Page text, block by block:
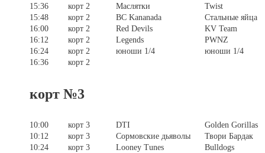
15:36
корт 2 Маслятки
Twist
15:48
корт 2 BC Kananada
Стальные яйца
16:00
корт 2 Red Devils
KV Team
16:12
корт 2 Legends
PWNZ
16:24
корт 2 юноши 1/4
юноши 1/4
16:36
корт 2
корт №3
10:00 корт 3 DTI
Golden Gorillas
10:12
корт 3 Сормовские дьяволы
Твори Бардак
10:24
корт 3 Looney Tunes
Bulldogs